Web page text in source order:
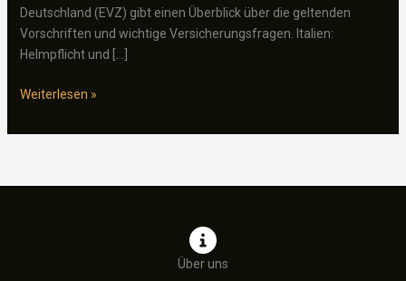
Deutschland (EVZ) gibt einen Überblick über die geltenden
Vorschriften und wichtige Versicherungsfragen. Italien:
Helmpflicht und […]
Helmpflicht
Skipisten:
Weiterlesen »
Über uns